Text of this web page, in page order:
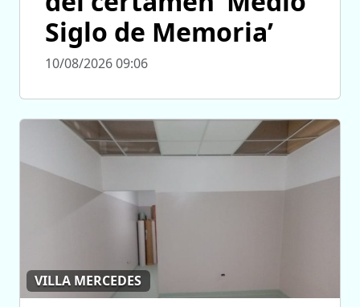
Siglo de Memoria’
10/08/2026 09:06
VILLA MERCEDES